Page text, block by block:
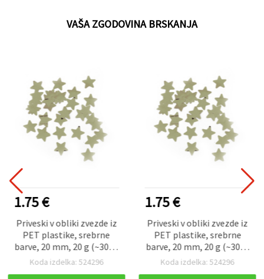
VAŠA ZGODOVINA BRSKANJA
1.75 €
Priveski v obliki zvezde iz
PET plastike, srebrne
barve, 20 mm, 20 g (~3000
kosov)
Koda izdelka: 524296
1.75 €
Priveski v obliki zvezde iz
PET plastike, srebrne
barve, 20 mm, 20 g (~3000
kosov)
Koda izdelka: 524296